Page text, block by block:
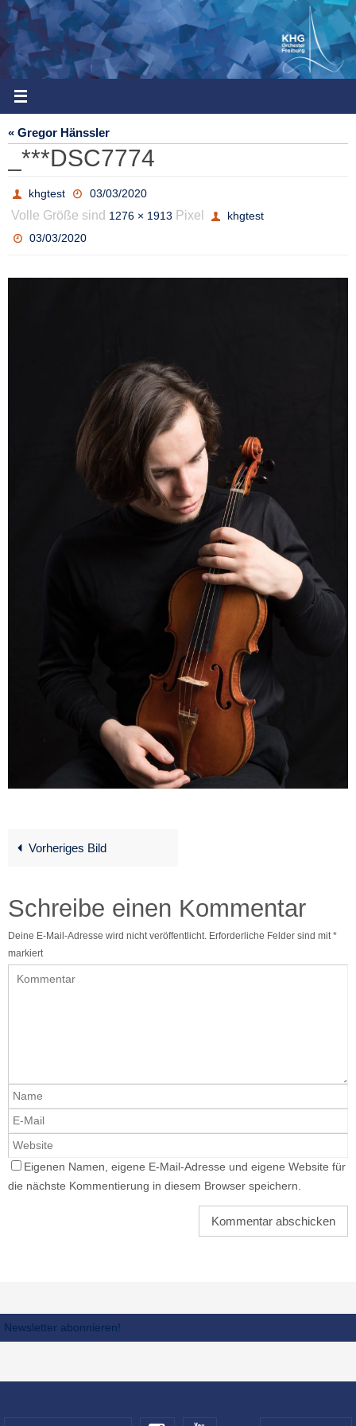
Zum
Inhalt
springen
« Gregor Hänssler
_***DSC7774
khgtest 03/03/2020
Volle Größe sind 1276 × 1913 Pixel
khgtest
03/03/2020
Vorheriges Bild
Schreibe einen Kommentar
Deine E-Mail-Adresse wird nicht veröffentlicht. Erforderliche Felder sind mit*
markiert
Eigenen Namen, eigene E-Mail-Adresse und eigene Website für
die nächste Kommentierung in diesem Browser speichern.
Newsletter abonnieren!